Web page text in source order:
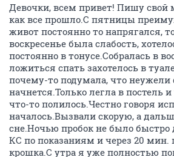
Девочки, всем привет! Пишу свой
как все прошло.С пятницы
живот постоянно то напрягался,
воскресенье была слабость,
постоянно в тонусе.Собралась в
ложиться спать захотелось в
почему-то подумала, что неужели
начнется.Только легла в постель
что-то полилось.Честно говоря
началось.Вызвали скорую, а
сне.Ночью пробок не было
КС по показаниям и через 20 мин.
крошка.С утра я уже полностью